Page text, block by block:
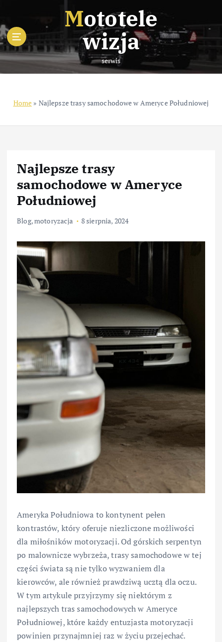
i
p
t
o
c
Mototele
wizja
serwis
Home » Najlepsze trasy samochodowe w Ameryce Południowej
Najlepsze trasy
samochodowe w Ameryce
Południowej
Blog,motoryzacja 8 sierpnia, 2024
Ameryka Południowa to kontynent pełen
kontrastów, który oferuje niezliczone możliwości
dla miłośników motoryzacji. Od górskich serpentyn
po malownicze wybrzeża, trasy samochodowe w tej
części świata są nie tylko wyzwaniem dla
kierowców, ale również prawdziwą ucztą dla oczu.
W tym artykule przyjrzymy się niektórym z
najlepszych tras samochodowych w Ameryce
Południowej, które każdy entuzjasta motoryzacji
powinien przynajmniej raz w życiu przejechać.